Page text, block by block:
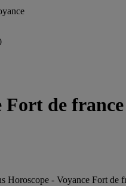
Fort de france
Horoscope - Voyance Fort de